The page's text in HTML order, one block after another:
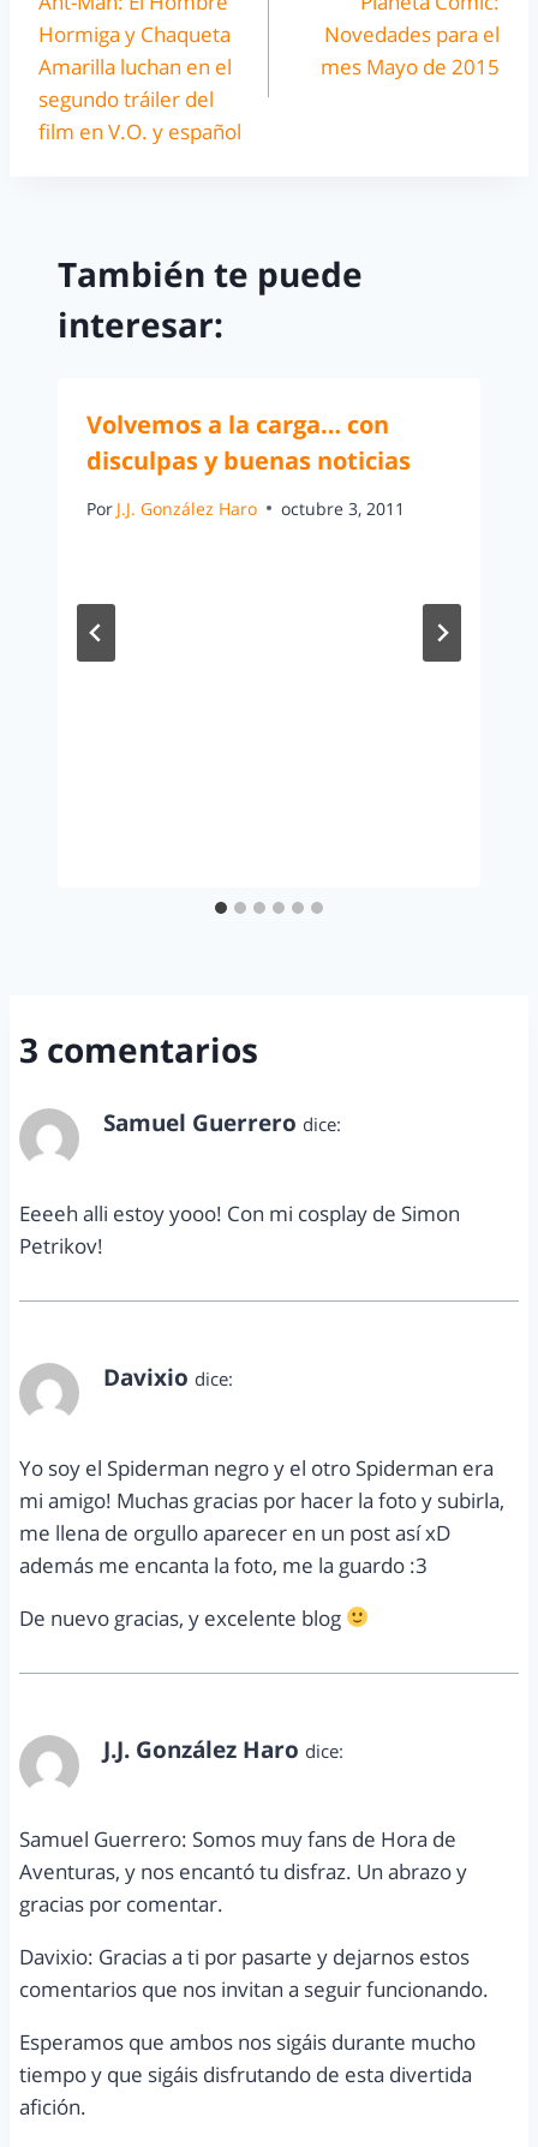
Hormiga y Chaqueta
Amarilla luchan en el
segundo tráiler del
film en V.O. y español
Novedades para el
mes Mayo de 2015
También te puede
interesar:
Volvemos a la carga… con
disculpas y buenas noticias
Por J.J. González Haro octubre 3, 2011
3 comentarios
Samuel Guerrero dice:
Eeeeh alli estoy yooo! Con mi cosplay de Simon
Petrikov!
Davixio dice:
Yo soy el Spiderman negro y el otro Spiderman era
mi amigo! Muchas gracias por hacer la foto y subirla,
me llena de orgullo aparecer en un post así xD
además me encanta la foto, me la guardo :3
De nuevo gracias, y excelente blog
J.J. González Haro dice:
Samuel Guerrero: Somos muy fans de Hora de
Aventuras, y nos encantó tu disfraz. Un abrazo y
gracias por comentar.
Davixio: Gracias a ti por pasarte y dejarnos estos
comentarios que nos invitan a seguir funcionando.
Esperamos que ambos nos sigáis durante mucho
tiempo y que sigáis disfrutando de esta divertida
afición.